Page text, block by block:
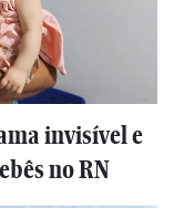
invisível e
no RN